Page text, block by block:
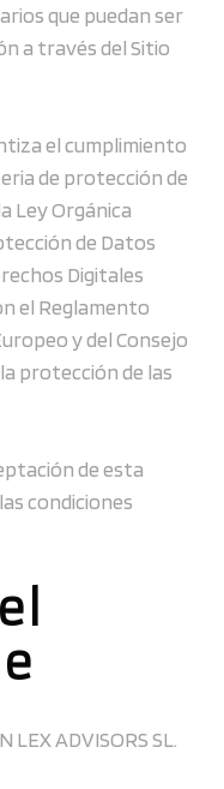
que puedan ser
a través del Sitio
el cumplimiento
de protección de
Ley Orgánica
de Datos
Digitales
el Reglamento
y del Consejo
protección de las
de esta
condiciones
LEX ADVISORS SL.